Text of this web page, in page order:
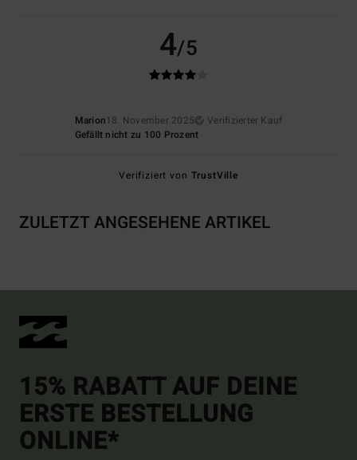
4/5
Marion18. November 2025
Verifizierter Kauf
Gefällt nicht zu 100 Prozent
Verifiziert von TrustVille
ZULETZT ANGESEHENE ARTIKEL
15% RABATT AUF DEINE
ERSTE BESTELLUNG
ONLINE*